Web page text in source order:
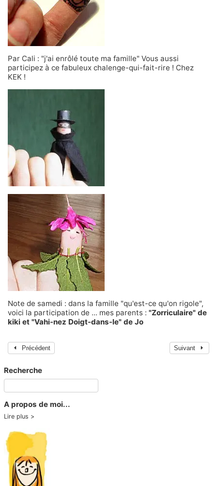
Par Cali : "j'ai enrôlé toute ma famille" Vous aussi
participez à ce fabuleux chalenge-qui-fait-rire ! Chez
KEK !
Note de samedi : dans la famille "qu'est-ce qu'on rigole",
voici la participation de ... mes parents : "Zorriculaire" de
kiki et "Vahi-nez Doigt-dans-le" de Jo
Précédent Suivant
Recherche
A propos de moi...
Lire plus